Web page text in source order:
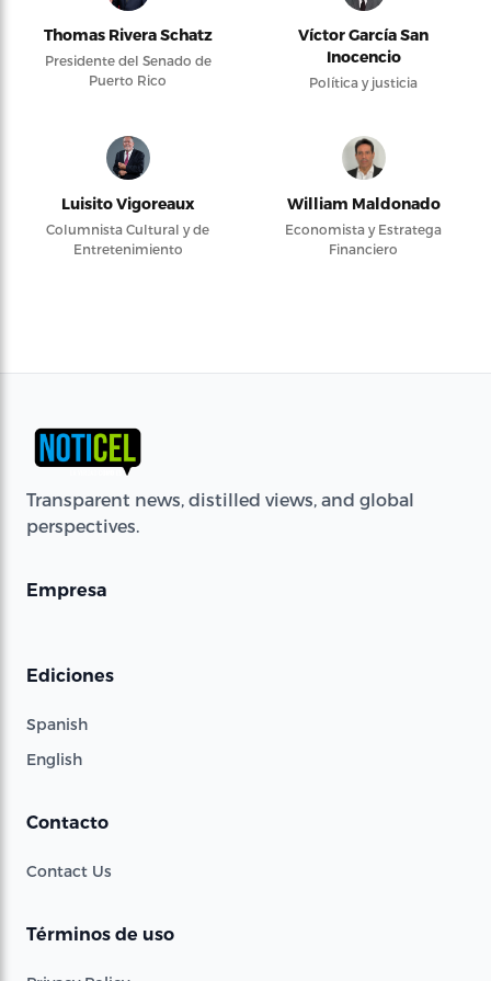
Thomas Rivera Schatz
Presidente del Senado de
Puerto Rico
Víctor García San
Inocencio
Política y justicia
Luisito Vigoreaux
Columnista Cultural y de
Entretenimiento
William Maldonado
Economista y Estratega
Financiero
Transparent news, distilled views, and global
perspectives.
Empresa
Ediciones
Spanish
English
Contacto
Contact Us
Términos de uso